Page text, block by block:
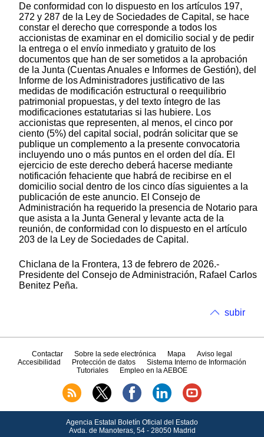
De conformidad con lo dispuesto en los artículos 197,
272 y 287 de la Ley de Sociedades de Capital, se hace
constar el derecho que corresponde a todos los
accionistas de examinar en el domicilio social y de pedir
la entrega o el envío inmediato y gratuito de los
documentos que han de ser sometidos a la aprobación
de la Junta (Cuentas Anuales e Informes de Gestión), del
Informe de los Administradores justificativo de las
medidas de modificación estructural o reequilibrio
patrimonial propuestas, y del texto íntegro de las
modificaciones estatutarias si las hubiere. Los
accionistas que representen, al menos, el cinco por
ciento (5%) del capital social, podrán solicitar que se
publique un complemento a la presente convocatoria
incluyendo uno o más puntos en el orden del día. El
ejercicio de este derecho deberá hacerse mediante
notificación fehaciente que habrá de recibirse en el
domicilio social dentro de los cinco días siguientes a la
publicación de este anuncio. El Consejo de
Administración ha requerido la presencia de Notario para
que asista a la Junta General y levante acta de la
reunión, de conformidad con lo dispuesto en el artículo
203 de la Ley de Sociedades de Capital.
Chiclana de la Frontera, 13 de febrero de 2026.-
Presidente del Consejo de Administración, Rafael Carlos
Benitez Peña.
subir
Contactar Sobre la sede electrónica Mapa
Aviso legal
Accesibilidad
Protección de datos
Sistema Interno de Información
Tutoriales
Empleo en la AEBOE
Agencia Estatal Boletín Oficial del Estado
Avda. de Manoteras, 54 - 28050 Madrid